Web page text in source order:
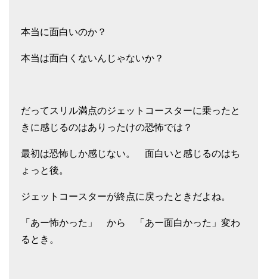
本当に面白いのか？
本当は面白くないんじゃないか？
だってスリル満点のジェットコースターに乗ったと
きに感じるのはありったけの恐怖では？
最初は恐怖しか感じない。 面白いと感じるのはち
ょっと後。
ジェットコースターが終点に戻ったときだよね。
「あー怖かった」 から 「あー面白かった」変わ
るとき。